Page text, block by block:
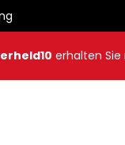
erhalten Sie